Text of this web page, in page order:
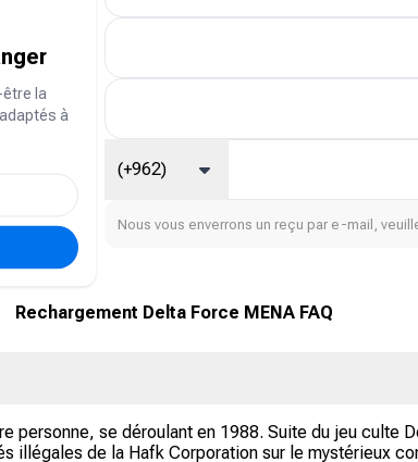
(+962)
Nous vous enverrons un reçu par e-mail,
Rechargement Delta Force MENA FAQ
personne, se déroulant en 1988. Suite du jeu culte
illégales de la Hafk Corporation sur le mystérieux
la
à